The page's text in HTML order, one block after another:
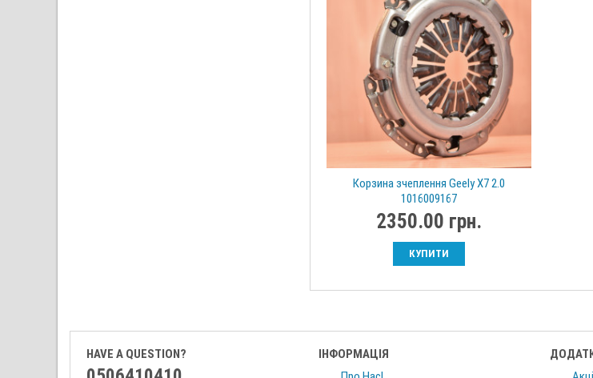
Корзина зчеплення Geely X7 2.0
1016009167
2350.00 грн.
КУПИТИ
HAVE A QUESTION?
ІНФОРМАЦІЯ